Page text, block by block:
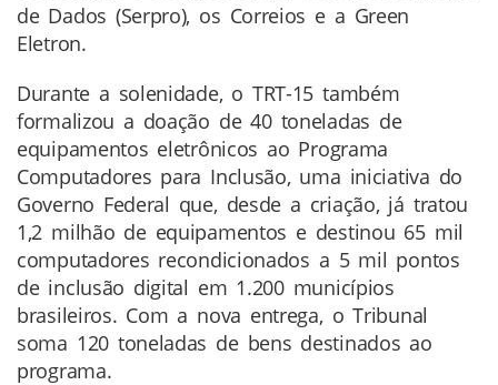
de Dados (Serpro), os Correios e a Green
Eletron.
Durante a solenidade, o TRT-15 também
formalizou a doação de 40 toneladas de
equipamentos eletrônicos ao Programa
Computadores para Inclusão, uma iniciativa do
Governo Federal que, desde a criação, já tratou
1,2 milhão de equipamentos e destinou 65 mil
computadores recondicionados a 5 mil pontos
de inclusão digital em 1.200 municípios
brasileiros. Com a nova entrega, o Tribunal
soma 120 toneladas de bens destinados ao
programa.